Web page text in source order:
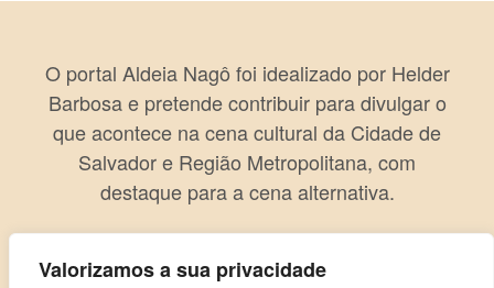
Valorizamos a sua privacidade
O portal Aldeia Nagô foi idealizado por Helder
Barbosa e pretende contribuir para divulgar o
que acontece na cena cultural da Cidade de
Salvador e Região Metropolitana, com
destaque para a cena alternativa.